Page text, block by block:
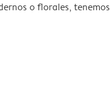
o florales, tenemos